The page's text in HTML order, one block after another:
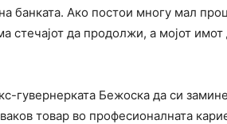
банката. Ако постои многу мал
стечајот да продолжи, а мојот
гувернерката Бежоска да си
товар во професионалната